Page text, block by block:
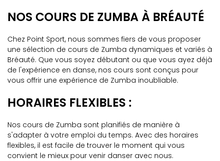
NOS COURS DE ZUMBA À BRÉAUTÉ
Chez Point Sport, nous sommes fiers de vous proposer
une sélection de cours de Zumba dynamiques et variés à
Bréauté. Que vous soyez débutant ou que vous ayez déjà
de l'expérience en danse, nos cours sont conçus pour
vous offrir une expérience de Zumba inoubliable.
HORAIRES FLEXIBLES :
Nos cours de Zumba sont planifiés de manière à
s'adapter à votre emploi du temps. Avec des horaires
flexibles, il est facile de trouver le moment qui vous
convient le mieux pour venir danser avec nous.